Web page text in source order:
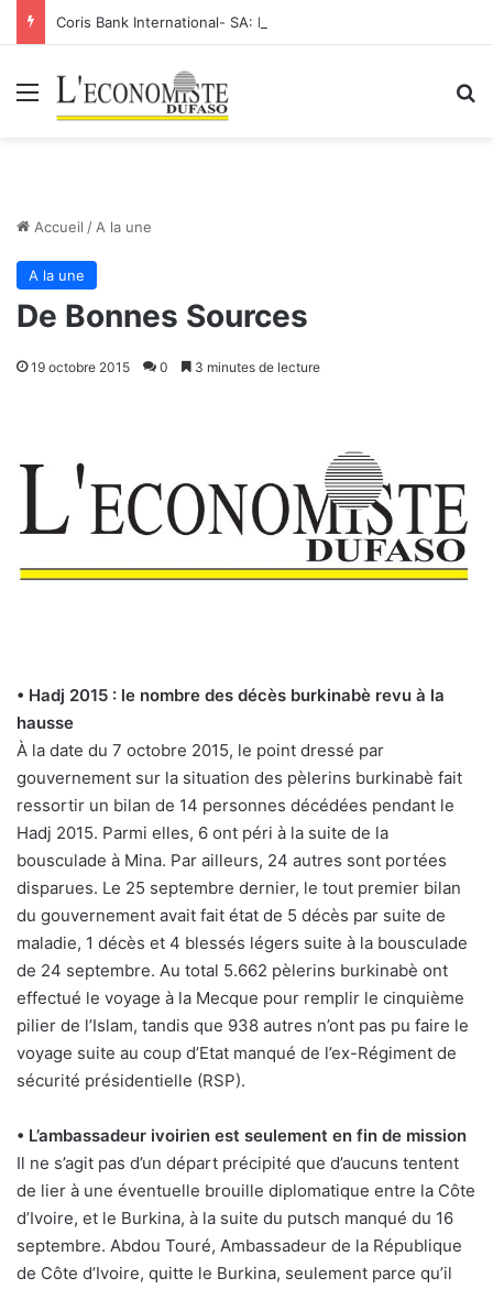
Menu
Accueil / A la une
A la une
De Bonnes Sources
19 octobre 2015 0 3 minutes de lecture
• Hadj 2015 : le nombre des décès burkinabè revu à la
hausse
À la date du 7 octobre 2015, le point dressé par
gouvernement sur la situation des pèlerins burkinabè fait
ressortir un bilan de 14 personnes décédées pendant le
Hadj 2015. Parmi elles, 6 ont péri à la suite de la
bousculade à Mina. Par ailleurs, 24 autres sont portées
disparues. Le 25 septembre dernier, le tout premier bilan
du gouvernement avait fait état de 5 décès par suite de
maladie, 1 décès et 4 blessés légers suite à la bousculade
de 24 septembre. Au total 5.662 pèlerins burkinabè ont
effectué le voyage à la Mecque pour remplir le cinquième
pilier de l’Islam, tandis que 938 autres n’ont pas pu faire le
voyage suite au coup d’Etat manqué de l’ex-Régiment de
sécurité présidentielle (RSP).
• L’ambassadeur ivoirien est seulement en fin de mission
Il ne s’agit pas d’un départ précipité que d’aucuns tentent
de lier à une éventuelle brouille diplomatique entre la Côte
d’Ivoire, et le Burkina, à la suite du putsch manqué du 16
septembre. Abdou Touré, Ambassadeur de la République
de Côte d’Ivoire, quitte le Burkina, seulement parce qu’il